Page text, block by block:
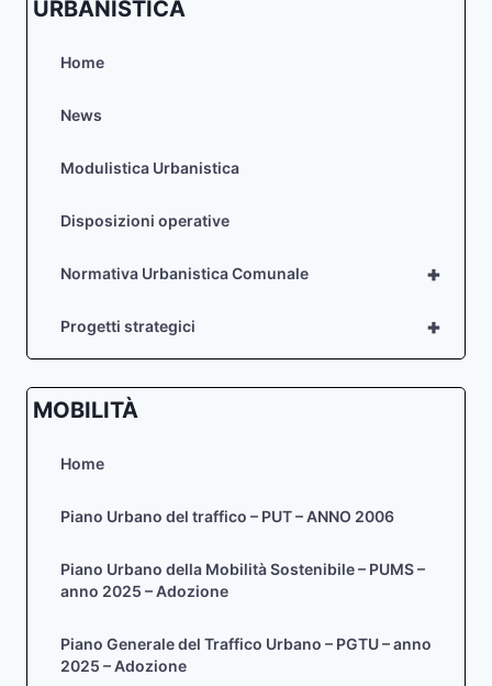
URBANISTICA
Home
News
Modulistica Urbanistica
Disposizioni operative
+
Normativa Urbanistica Comunale
+
Progetti strategici
MOBILITÀ
Home
Piano Urbano del traffico – PUT – ANNO 2006
Piano Urbano della Mobilità Sostenibile – PUMS –
anno 2025 – Adozione
Piano Generale del Traffico Urbano – PGTU – anno
2025 – Adozione